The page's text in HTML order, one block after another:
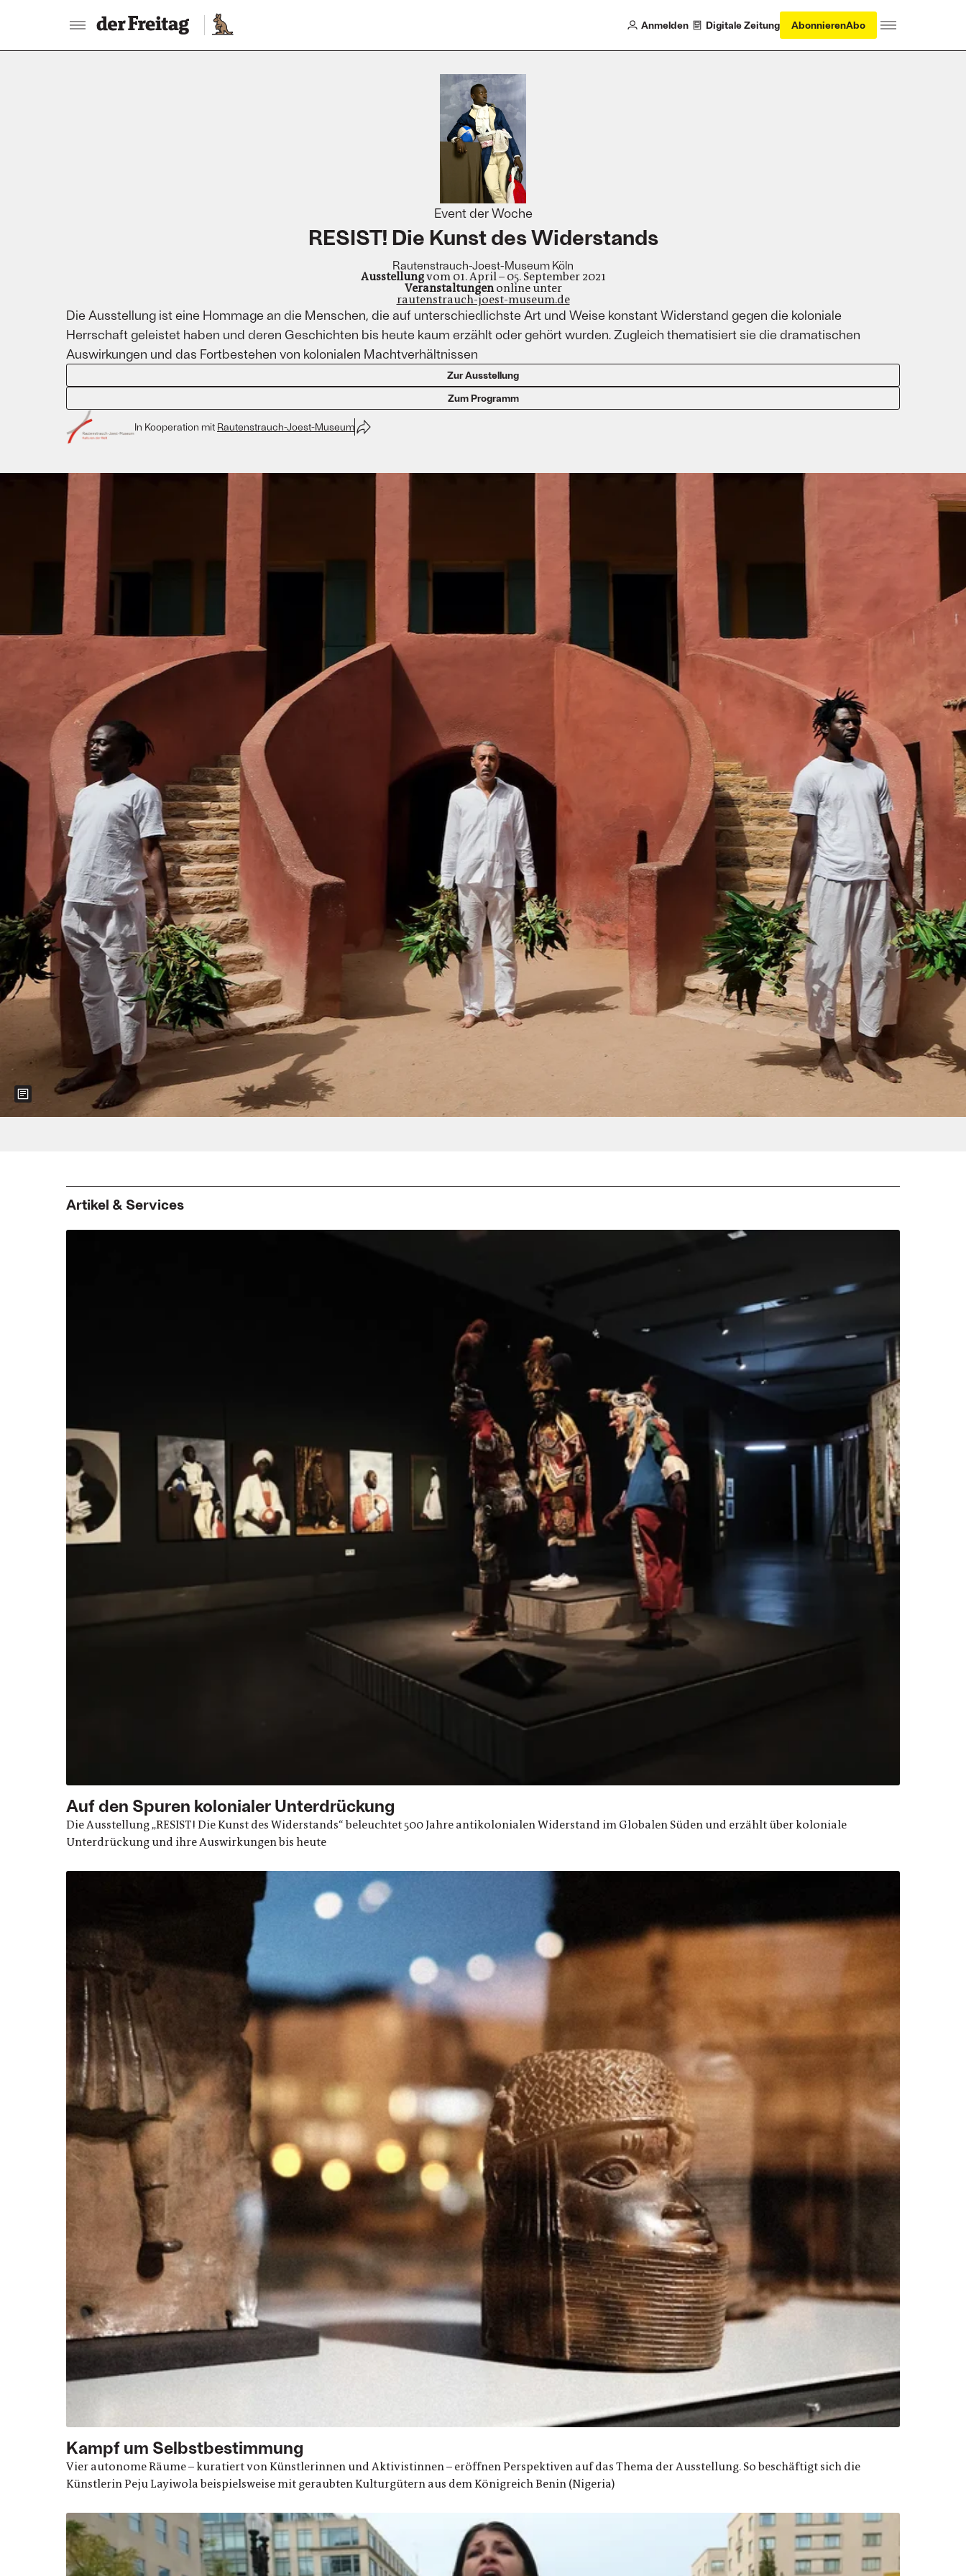
Anmelden Digitale Zeitung AbonnierenAbo
Event der Woche
RESIST! Die Kunst des Widerstands
Rautenstrauch-Joest-Museum Köln
Ausstellungvom 01. April – 05. September 2021
Veranstaltungenonline unter
rautenstrauch-joest-museum.de
Die Ausstellung ist eine Hommage an die Menschen, die auf unterschiedlichste Art und Weise konstant Widerstand gegen die koloniale
Herrschaft geleistet haben und deren Geschichten bis heute kaum erzählt oder gehört wurden. Zugleich thematisiert sie die dramatischen
Auswirkungen und das Fortbestehen von kolonialen Machtverhältnissen
Zur Ausstellung
Zum Programm
In Kooperation mit Rautenstrauch-Joest-Museum
Show more information about the image
Artikel & Services
Auf den Spuren kolonialer Unterdrückung
Die Ausstellung „RESIST! Die Kunst des Widerstands“ beleuchtet 500 Jahre antikolonialen Widerstand im Globalen Süden und erzählt über koloniale
Unterdrückung und ihre Auswirkungen bis heute
Kampf um Selbstbestimmung
Vier autonome Räume – kuratiert von Künstlerinnen und Aktivistinnen – eröffnen Perspektiven auf das Thema der Ausstellung. So beschäftigt sich die
Künstlerin Peju Layiwola beispielsweise mit geraubten Kulturgütern aus dem Königreich Benin (Nigeria)